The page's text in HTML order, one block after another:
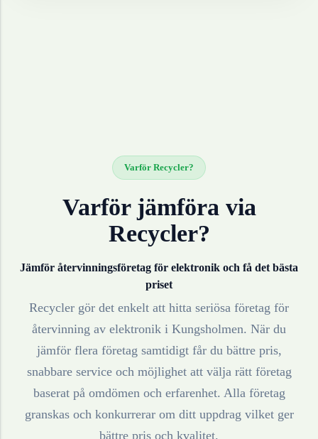
Varför Recycler?
Varför jämföra via
Recycler?
Jämför återvinningsföretag för elektronik och få det bästa
priset
Recycler gör det enkelt att hitta seriösa företag för
återvinning av elektronik i Kungsholmen. När du
jämför flera företag samtidigt får du bättre pris,
snabbare service och möjlighet att välja rätt företag
baserat på omdömen och erfarenhet. Alla företag
granskas och konkurrerar om ditt uppdrag vilket ger
bättre pris och kvalitet.